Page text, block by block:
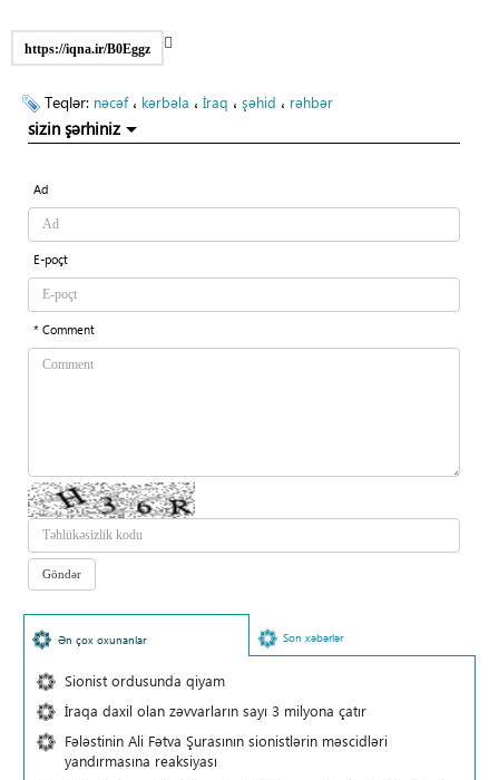
https://iqna.ir/B0Eggz
Teqlər: nəcəf، kərbəla ، İraq ، şəhid ، rəhbər
sizin şərhiniz
Ad
E-poçt
* Comment
Ən çox oxunanlar Son xəbərlər
Sionist ordusunda qiyam
İraqa daxil olan zəvvarların sayı 3 milyona çatır
Fələstinin Ali Fətva Şurasının sionistlərin məscidləri
yandırmasına reaksiyası